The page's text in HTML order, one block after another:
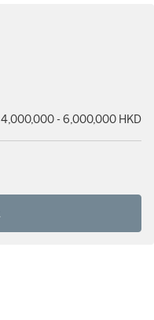
4,000,000 - 6,000,000 HKD